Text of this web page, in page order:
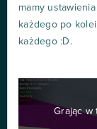
mamy
każdego po
każdego :D.
Grając w